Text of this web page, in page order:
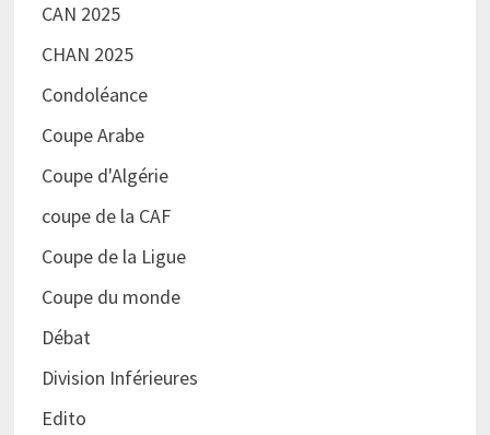
CAN 2025
CHAN 2025
Condoléance
Coupe Arabe
Coupe d'Algérie
coupe de la CAF
Coupe de la Ligue
Coupe du monde
Débat
Division Inférieures
Edito